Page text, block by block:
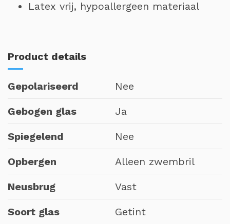
Latex vrij, hypoallergeen materiaal
Product details
Gepolariseerd Nee
Gebogen glas Ja
Spiegelend Nee
Opbergen Alleen zwembril
Neusbrug Vast
Soort glas Getint